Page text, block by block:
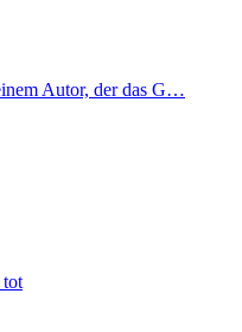
Autor, der das G…